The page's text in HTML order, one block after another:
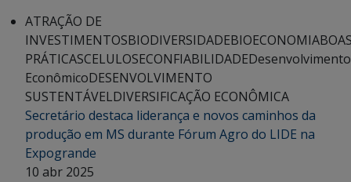
ATRAÇÃO DE
INVESTIMENTOSBIODIVERSIDADEBIOECONOMIA
PRÁTICASCELULOSECONFIABILIDADEDesenvolvimento
EconômicoDESENVOLVIMENTO
SUSTENTÁVELDIVERSIFICAÇÃO ECONÔMICA
Secretário destaca liderança e novos caminhos da
produção em MS durante Fórum Agro do LIDE na
Expogrande
10 abr 2025